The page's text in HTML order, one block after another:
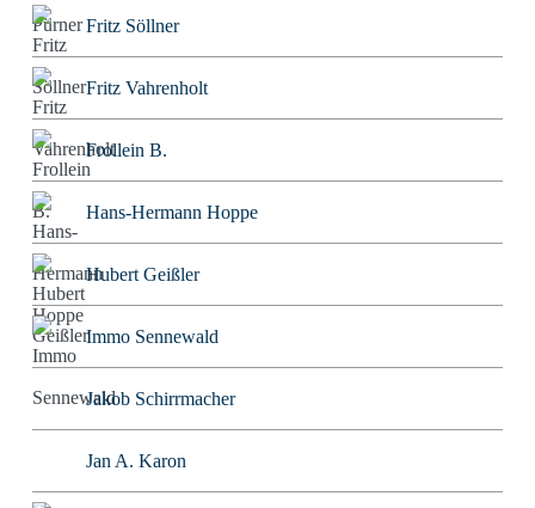
Fritz Söllner
Fritz Vahrenholt
Frollein B.
Hans-Hermann Hoppe
Hubert Geißler
Immo Sennewald
Jakob Schirrmacher
Jan A. Karon